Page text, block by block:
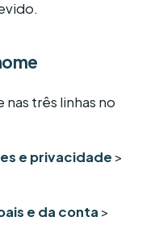
nas três linhas no
e privacidade >
e da conta >